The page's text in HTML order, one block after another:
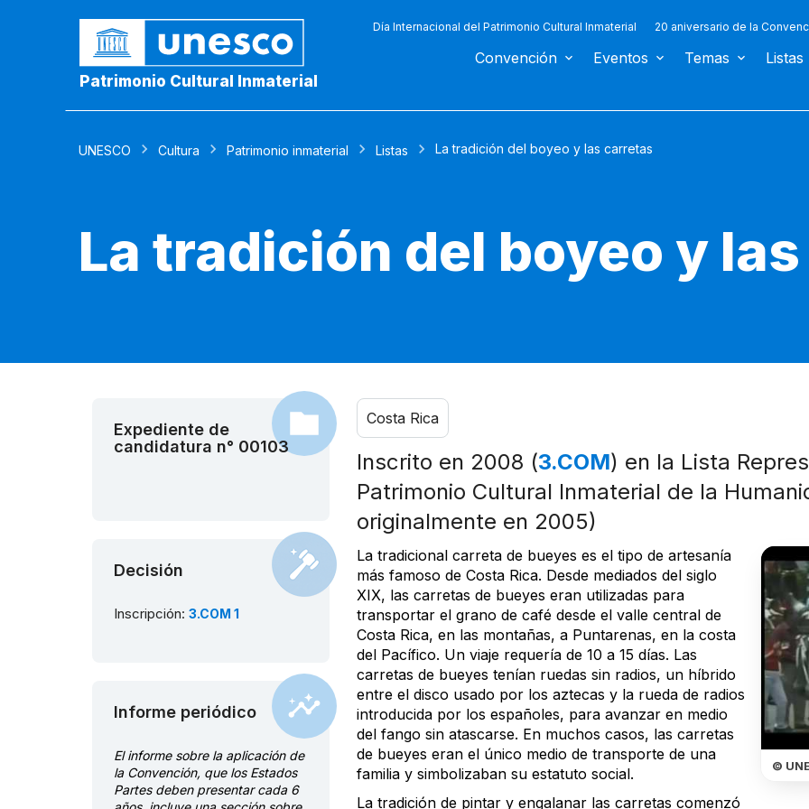
Patrimonio Cultural Inmaterial
Día Internacional del Patrimonio Cultural Inmaterial 20 aniversario de la
Convención Eventos Temas Listas
UNESCO Cultura Patrimonio inmaterial Listas La tradición del boyeo y las carretas
La tradición del boyeo y
Expediente de
candidatura n° 00103
Decisión
Inscripción: 3.COM 1
Informe periódico
El informe sobre la aplicación de
la Convención, que los Estados
Partes deben presentar cada 6
Costa Rica
Inscrito en 2008 (3.COM) en la Lista
Patrimonio Cultural Inmaterial de la
originalmente en 2005)
©
La tradicional carreta de bueyes es el tipo de artesanía
más famoso de Costa Rica. Desde mediados del siglo
XIX, las carretas de bueyes eran utilizadas para
transportar el grano de café desde el valle central de
Costa Rica, en las montañas, a Puntarenas, en la costa
del Pacífico. Un viaje requería de 10 a 15 días. Las
carretas de bueyes tenían ruedas sin radios, un híbrido
entre el disco usado por los aztecas y la rueda de radios
introducida por los españoles, para avanzar en medio
del fango sin atascarse. En muchos casos, las carretas
de bueyes eran el único medio de transporte de una
familia y simbolizaban su estatuto social.
La tradición de pintar y engalanar las carretas comenzó